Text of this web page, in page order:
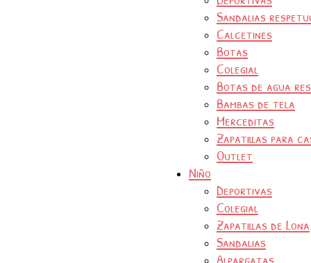
Sandalias
Calcetines
Botas
Colegial
Botas de agua
Bambas de tela
Merceditas
Zapatillas para
Outlet
Niño
Deportivas
Colegial
Zapatillas de Lona
Sandalias